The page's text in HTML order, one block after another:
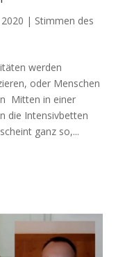
| Stimmen des
werden
oder Men­schen
Mit­ten in einer
die Inten­siv­bet­ten
ganz so,...